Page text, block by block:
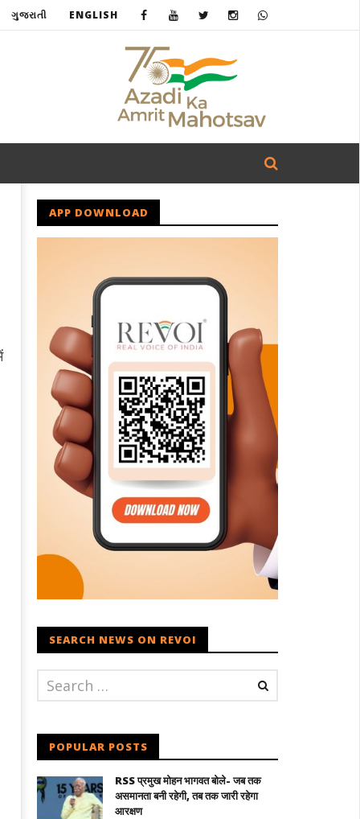
ગુજરાતી ENGLISH
APP DOWNLOAD
SEARCH NEWS ON REVOI
POPULAR POSTS
RSS प्रमुख मोहन भागवत बोले- जब तक
असमानता बनी रहेगी, तब तक जारी रहेगा
आरक्षण